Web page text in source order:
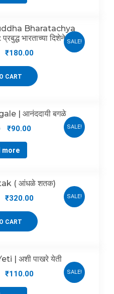
SALE!
Bharatachya
भारताच्या दिशेने )
₹180.00
CART
SALE!
| आनंददायी बगळे
₹90.00
more
SALE!
( आंधळे शतक)
₹320.00
CART
SALE!
| अशी पाखरे येती
₹110.00